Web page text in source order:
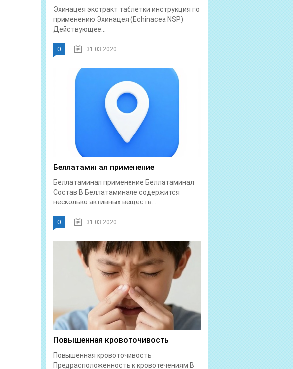
Эхинацея экстракт таблетки инструкция по
применению Эхинацея (Echinacea NSP)
Действующее...
0 31.03.2020
Беллатаминал применение
Беллатаминал применение Беллатаминал
Состав В Беллатаминале содержится
несколько активных веществ...
0 31.03.2020
Повышенная кровоточивость
Повышенная кровоточивость
Предрасположенность к кровотечениям В